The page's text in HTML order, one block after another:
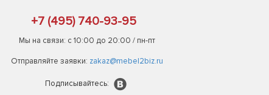
+7 (495) 740-93-95
Мы на связи: с 10:00 до 20:00 / пн-пт
Отправляйте заявки: zakaz@mebel2biz.ru
Подписывайтесь: